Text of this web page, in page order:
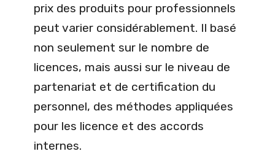
prix des produits pour professionnels
peut varier considérablement. Il basé
non seulement sur le nombre de
licences, mais aussi sur le niveau de
partenariat et de certification du
personnel, des méthodes appliquées
pour les licence et des accords
internes.